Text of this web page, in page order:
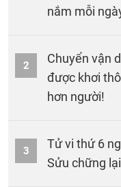
nắm mỗi
2
Chuyển vận
được khơi
hơn người!
3
Tử vi thứ 6
Sửu chững